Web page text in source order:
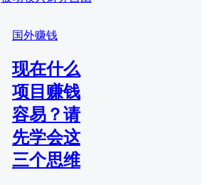
国外赚钱
现在什么
项目赚钱
容易？请
先学会这
三个思维